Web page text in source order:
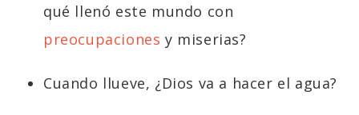
qué llenó este mundo con
preocupaciones y miserias?
Cuando llueve, ¿Dios va a hacer el agua?